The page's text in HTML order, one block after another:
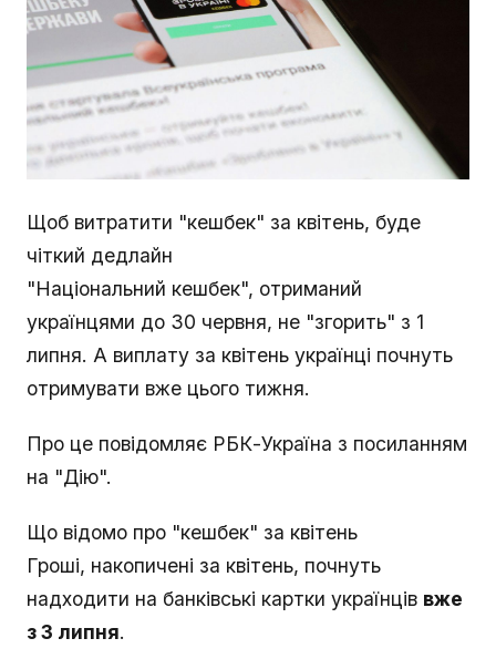
Щоб витратити "кешбек" за квітень, буде
чіткий дедлайн
"Національний кешбек", отриманий
українцями до 30 червня, не "згорить" з 1
липня. А виплату за квітень українці почнуть
отримувати вже цього тижня.
Про це повідомляє РБК-Україна з посиланням
на "Дію".
Що відомо про "кешбек" за квітень
Гроші, накопичені за квітень, почнуть
надходити на банківські картки українців вже
з 3 липня.